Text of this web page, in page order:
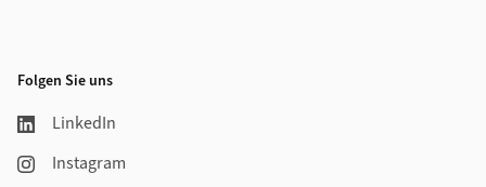
Folgen Sie uns
LinkedIn
Instagram